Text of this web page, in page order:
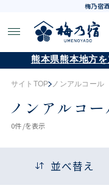
梅乃宿
熊本県熊本地方
サイトTOP ノンアルコール
ノンアルコー
0件 /を表示
並べ替え